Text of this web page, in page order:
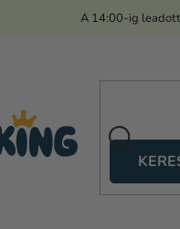
A 14:00-ig